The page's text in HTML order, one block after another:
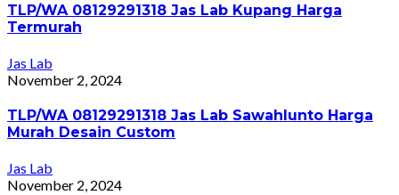
TLP/WA 08129291318 Jas Lab Kupang Harga
Termurah
Jas Lab
November 2, 2024
TLP/WA 08129291318 Jas Lab Sawahlunto Harga
Murah Desain Custom
Jas Lab
November 2, 2024